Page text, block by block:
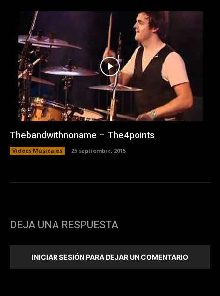
Thebandwithnoname – The4points
Videos Músicales 25 septiembre, 2015
DEJA UNA RESPUESTA
INICIAR SESIÓN PARA DEJAR UN COMENTARIO